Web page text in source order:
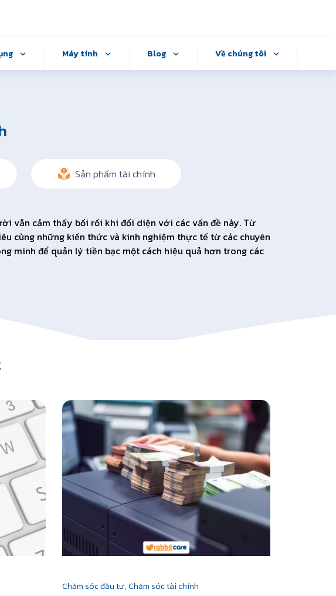
Máy tính Blog Về chúng tôi
Sản phẩm tài chính
vẫn cảm thấy bối rối khi đối diện với các vấn đề này. Từ
cùng những kiến thức và kinh nghiệm thực tế từ các chuyên
minh để quản lý tiền bạc một cách hiệu quả hơn trong các
Chăm sóc đầu tư,Chăm sóc tài chính